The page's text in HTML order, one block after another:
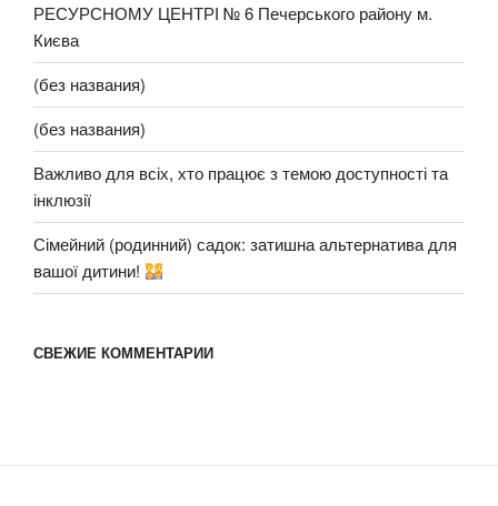
РЕСУРСНОМУ ЦЕНТРІ № 6 Печерського району м.
Києва
(без названия)
(без названия)
Важливо для всіх, хто працює з темою доступності та
інклюзії
Сімейний (родинний) садок: затишна альтернатива для
вашої дитини!
СВЕЖИЕ КОММЕНТАРИИ